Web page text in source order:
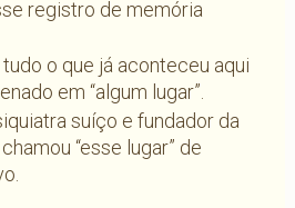
registro de memória
o que já aconteceu aqui
em “algum lugar”.
suíço e fundador da
“esse lugar” de